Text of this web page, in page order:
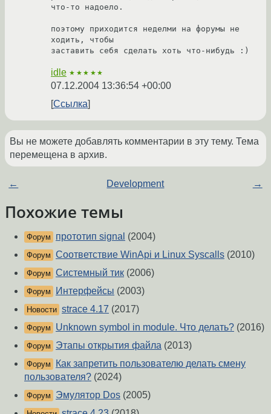
что-то надоело.
поэтому приходится неделми на форумы не
ходить, чтобы
заставить себя сделать хоть что-нибудь :)
idle ★★★★★
07.12.2004 13:36:54 +00:00
Ссылка
Вы не можете добавлять комментарии в эту тему. Тема
перемещена в архив.
← Development →
Похожие темы
Форум прототип signal (2004)
Форум Cоответствие WinApi и Linux Syscalls (2010)
Форум Системный тик (2006)
Форум Интерфейсы (2003)
Новости strace 4.17 (2017)
Форум Unknown symbol in module. Что делать? (2016)
Форум Этапы открытия файла (2013)
Форум
Как запретить пользователю делать смену
пользователя? (2024)
Форум Эмулятор Dos (2005)